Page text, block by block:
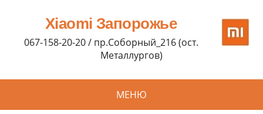
Xiaomi Запорожье
067-158-20-20 / пр.Соборный_216 (ост.
Металлургов)
МЕНЮ